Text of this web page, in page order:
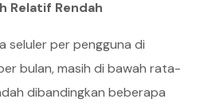
Relatif Rendah
seluler per pengguna di
bulan, masih di bawah rata-
dibandingkan beberapa